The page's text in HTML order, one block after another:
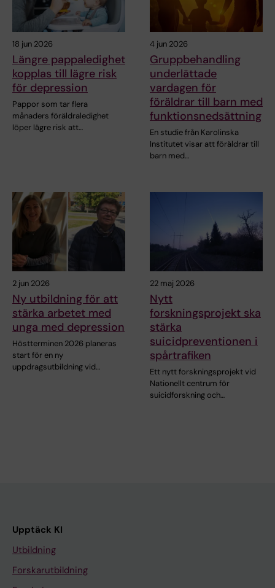
18 jun 2026
Längre pappaledighet
kopplas till lägre risk
för depression
Pappor som tar flera
månaders föräldraledighet
löper lägre risk att…
4 jun 2026
Gruppbehandling
underlättade
vardagen för
föräldrar till barn med
funktionsnedsättning
En studie från Karolinska
Institutet visar att föräldrar till
barn med…
2 jun 2026
Ny utbildning för att
stärka arbetet med
unga med depression
Höstterminen 2026 planeras
start för en ny
uppdragsutbildning vid…
22 maj 2026
Nytt
forskningsprojekt ska
stärka
suicidpreventionen i
spårtrafiken
Ett nytt forskningsprojekt vid
Nationellt centrum för
suicidforskning och…
Upptäck KI
Utbildning
Forskarutbildning